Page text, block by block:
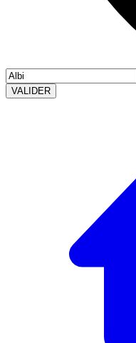
VALIDER